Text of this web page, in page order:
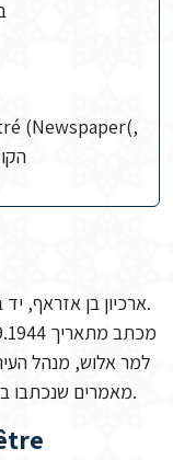
(Newspaper(,
ארכיון בן אזראף, יד בן-צבי, ירושלים. מיכל 3, תיק 20, מסמך 51.
למר אלוש, מנהל
מאמרים שנכתבו במרוקו לפרסום בעיתון "לה ווא ג'ויב" בתוניס.